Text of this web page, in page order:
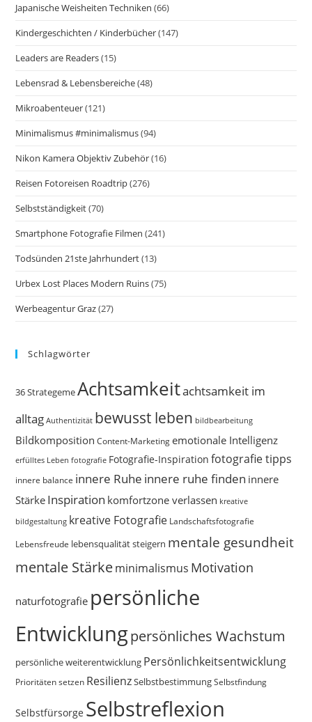
Japanische Weisheiten Techniken (66)
Kindergeschichten / Kinderbücher(147)
Leaders are Readers(15)
Lebensrad & Lebensbereiche(48)
Mikroabenteuer(121)
Minimalismus #minimalismus(94)
Nikon Kamera Objektiv Zubehör(16)
Reisen Fotoreisen Roadtrip(276)
Selbstständigkeit(70)
Smartphone Fotografie Filmen (241)
Todsünden 21ste Jahrhundert(13)
Urbex Lost Places Modern Ruins(75)
Werbeagentur Graz(27)
Schlagwörter
36 StrategemeAchtsamkeitachtsamkeit im
alltag Authentizität bewusst leben bildbearbeitung
Bildkomposition Content-Marketing emotionale Intelligenz
erfülltes Leben fotografie Fotografie-Inspiration fotografie tipps
innere balance innere Ruhe innere ruhe finden innere
Stärke Inspiration komfortzone verlassen kreative
bildgestaltung kreative Fotografie Landschaftsfotografie
Lebensfreude lebensqualität steigern mentale gesundheit
mentale Stärkeminimalismus Motivation
naturfotografie persönliche
Entwicklungpersönliches Wachstum
persönliche weiterentwicklung Persönlichkeitsentwicklung
Prioritäten setzen ResilienzSelbstbestimmung Selbstfindung
Selbstfürsorge Selbstreflexion